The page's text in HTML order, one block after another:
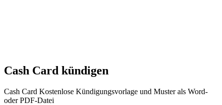
Cash Card kündigen
Cash Card Kostenlose Kündigungsvorlage und Muster als Word-
oder PDF-Datei